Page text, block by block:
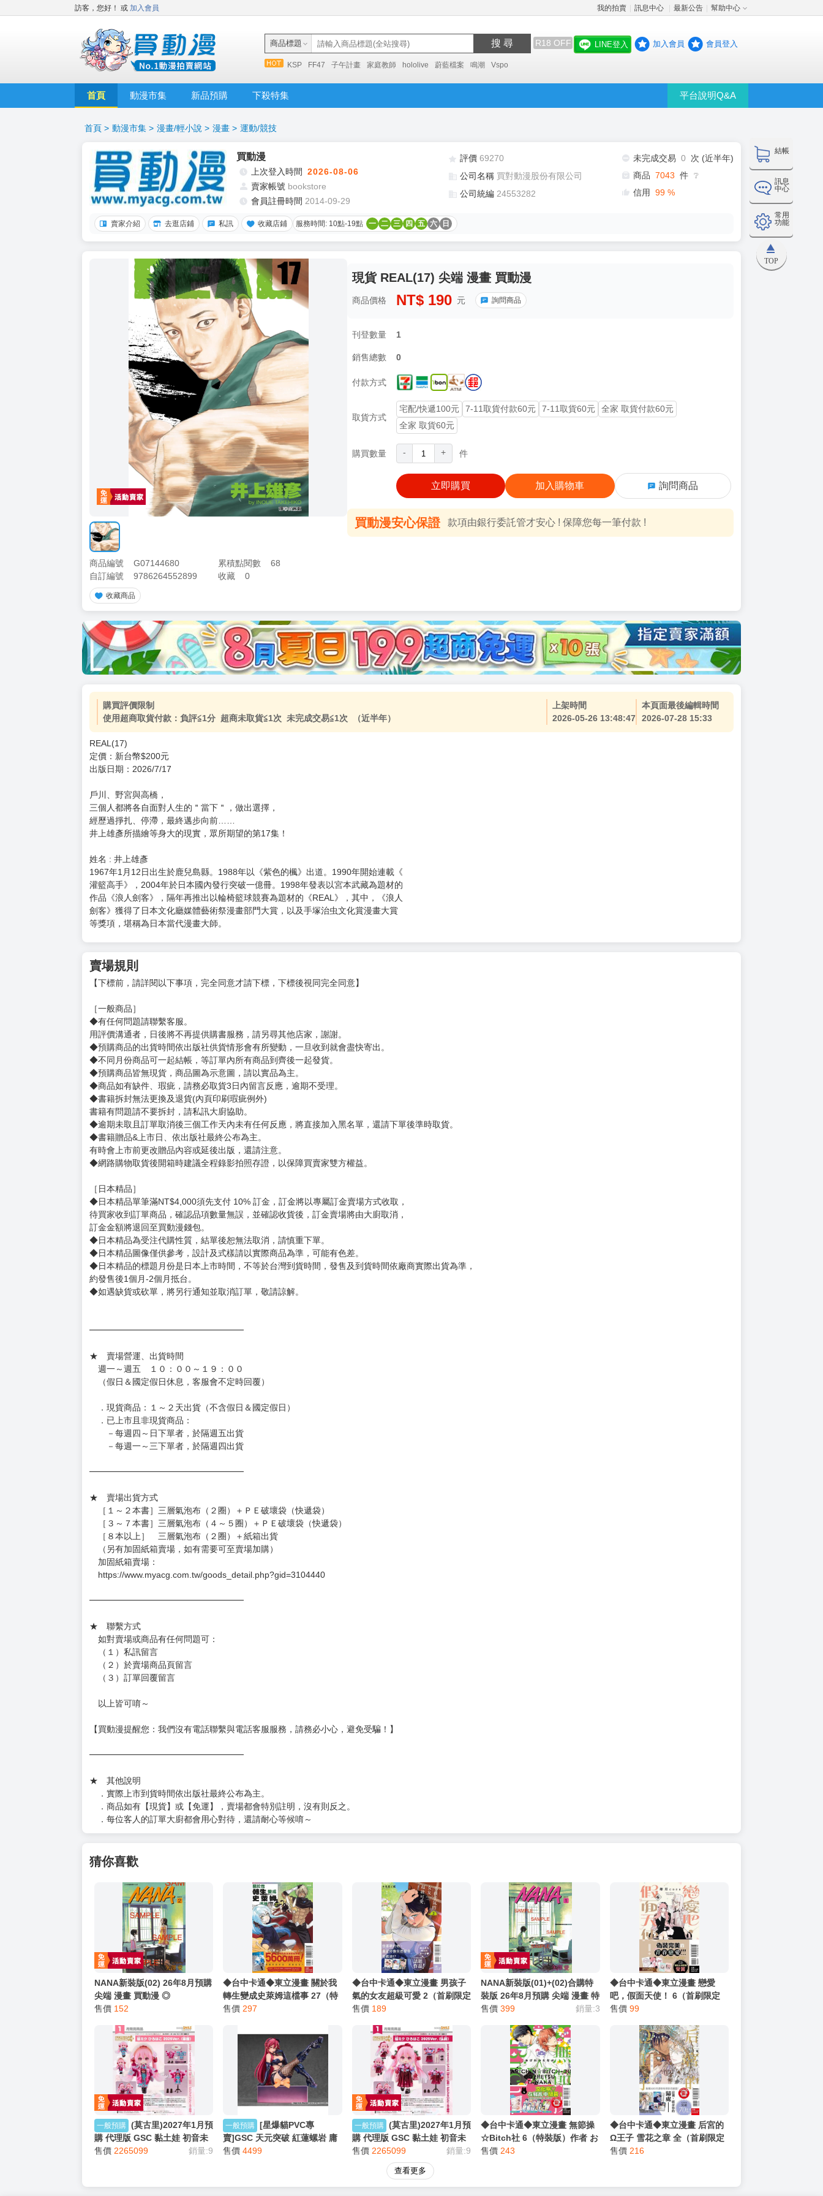
訪客，您好！ 或 加入會員 我的拍賣 訊息中心 最新公告 幫助中心
商品標題 搜 尋 R18 OFF
KSP FF47 子午計畫 家庭教師 hololive 蔚藍檔案 鳴潮 Vspo
LINE登入 加入會員 會員登入
首頁 動漫市集 新品預購 下殺特集 平台說明Q&A
結帳
訊息
中心
常用
功能
TOP
首頁 > 動漫市集 > 漫畫/輕小說 > 漫畫 > 運動/競技
買動漫
上次登入時間 2026-08-06
賣家帳號 bookstore
會員註冊時間 2014-09-29
評價 69270
公司名稱 買對動漫股份有限公司
公司統編 24553282
未完成交易 0
次 (近半年)
商品 7043 件 ❔
信用 99 %
賣家介紹 去逛店鋪 私訊 收藏店鋪 服務時間: 10點-19點 一 二 三 四 五 六 日
商品編號 G07144680 累積點閱數
68
自訂編號
9786264552899 收藏 0
收藏商品
現貨 REAL(17) 尖端 漫畫 買動漫
商品價格 NT$ 190 元 詢問商品
刊登數量 1
銷售總數 0
付款方式
取貨方式
宅配/快遞100元 7-11取貨付款60元 7-11取貨60元
全家 取貨付款60元
全家 取貨60元
購買數量 - + 件
立即購買 加入購物車 詢問商品
買動漫安心保證 款項由銀行委託管才安心 ! 保障您每一筆付款 !
購買評價限制
使用超商取貨付款：負評≦1分 超商未取貨≦1次 未完成交易≦1次 （近半年）
上架時間
2026-05-26 13:48:47
本頁面最後編輯時間
2026-07-28 15:33
REAL(17)
定價：新台幣$200元
出版日期：2026/7/17
戶川、野宮與高橋，
三個人都將各自面對人生的＂當下＂，做出選擇，
經歷過掙扎、停滯，最終邁步向前……
井上雄彥所描繪等身大的現實，眾所期望的第17集！
姓名 : 井上雄彥
1967年1月12日出生於鹿兒島縣。1988年以《紫色的楓》出道。1990年開始連載《
灌籃高手》，2004年於日本國內發行突破一億冊。1998年發表以宮本武藏為題材的
作品《浪人劍客》，隔年再推出以輪椅籃球競賽為題材的《REAL》，其中，《浪人
劍客》獲得了日本文化廳媒體藝術祭漫畫部門大賞，以及手塚治虫文化賞漫畫大賞
等獎項，堪稱為日本當代漫畫大師。
賣場規則
【下標前，請詳閱以下事項，完全同意才請下標，下標後視同完全同意】
［一般商品］
◆有任何問題請聯繫客服。
用評價溝通者，日後將不再提供購書服務，請另尋其他店家，謝謝。
◆預購商品的出貨時間依出版社供貨情形會有所變動，一旦收到就會盡快寄出。
◆不同月份商品可一起結帳，等訂單內所有商品到齊後一起發貨。
◆預購商品皆無現貨，商品圖為示意圖，請以實品為主。
◆商品如有缺件、瑕疵，請務必取貨3日內留言反應，逾期不受理。
◆書籍拆封無法更換及退貨(內頁印刷瑕疵例外)
書籍有問題請不要拆封，請私訊大廚協助。
◆逾期未取且訂單取消後三個工作天內未有任何反應，將直接加入黑名單，還請下單後準時取貨。
◆書籍贈品&上市日、依出版社最終公布為主。
有時會上市前更改贈品內容或延後出版，還請注意。
◆網路購物取貨後開箱時建議全程錄影拍照存證，以保障買賣家雙方權益。
［日本精品］
◆日本精品單筆滿NT$4,000須先支付 10% 訂金，訂金將以專屬訂金賣場方式收取，
待買家收到訂單商品，確認品項數量無誤，並確認收貨後，訂金賣場將由大廚取消，
訂金金額將退回至買動漫錢包。
◆日本精品為受注代購性質，結單後恕無法取消，請慎重下單。
◆日本精品圖像僅供參考，設計及式樣請以實際商品為準，可能有色差。
◆日本精品的標題月份是日本上市時間，不等於台灣到貨時間，發售及到貨時間依廠商實際出貨為準，
約發售後1個月-2個月抵台。
◆如遇缺貨或砍單，將另行通知並取消訂單，敬請諒解。
━━━━━━━━━━━━━━━━━━
★ 賣場營運、出貨時間
週一～週五 １０：００～１９：００
（假日＆國定假日休息，客服會不定時回覆）
．現貨商品：１～２天出貨（不含假日＆國定假日）
．已上市且非現貨商品：
－每週四～日下單者，於隔週五出貨
－每週一～三下單者，於隔週四出貨
━━━━━━━━━━━━━━━━━━
★ 賣場出貨方式
［１～２本書］三層氣泡布（２圈）＋ＰＥ破壞袋（快遞袋）
［３～７本書］三層氣泡布（４～５圈）＋ＰＥ破壞袋（快遞袋）
［８本以上］ 三層氣泡布（２圈）＋紙箱出貨
（另有加固紙箱賣場，如有需要可至賣場加購）
加固紙箱賣場：
https://www.myacg.com.tw/goods_detail.php?gid=3104440
━━━━━━━━━━━━━━━━━━
★ 聯繫方式
如對賣場或商品有任何問題可：
（１）私訊留言
（２）於賣場商品頁留言
（３）訂單回覆留言
以上皆可唷～
【買動漫提醒您：我們沒有電話聯繫與電話客服服務，請務必小心，避免受騙！】
━━━━━━━━━━━━━━━━━━
★ 其他說明
．實際上市到貨時間依出版社最終公布為主。
．商品如有【現貨】或【免運】，賣場都會特別註明，沒有則反之。
．每位客人的訂單大廚都會用心對待，還請耐心等候唷～
猜你喜歡
NANA新裝版(02) 26年8月預購
尖端 漫畫 買動漫 ◎
售價 152
◆台中卡通◆東立漫畫 關於我
轉生變成史萊姆這檔事 27（特
裝版）(書腰)(附小冊子) 作者
售價 297
◆台中卡通◆東立漫畫 男孩子
氣的女友超級可愛 2（首刷限定
版）(書腰)(附相卡2入+色紙) 作
售價 189
NANA新裝版(01)+(02)合購特
裝版 26年8月預購 尖端 漫畫 特
裝版 買動漫 ◎
售價 399 銷量:3
◆台中卡通◆東立漫畫 戀愛
吧，假面天使！ 6（首刷限定
版）(書腰)(附透卡3入+小卡2
售價 99
一般預購 (莫古里)2027年1月預
購 代理版 GSC 黏土娃 初音未
來 櫻初音 櫻未來 弘函2025Ver.
售價 2265099 銷量:9
一般預購 [星爆貓PVC專
賣]GSC 天元突破 紅蓮螺岩 庸
子 緊身衣Ver. 預計2027/08到
售價 4499
一般預購 (莫古里)2027年1月預
購 代理版 GSC 黏土娃 初音未
來 櫻初音 櫻未來 弘函2025Ver.
(弘前) 已截止 0620
售價 2265099 銷量:9
◆台中卡通◆東立漫畫 無節操
☆Bitch社 6（特裝版）作者 お
げれつたなか 送尼采書套
售價 243
◆台中卡通◆東立漫畫 后宮的
Ω王子 雪花之章 全（首刷限定
版）(書腰)(附典藏卡+小冊子
售價 216
查看更多